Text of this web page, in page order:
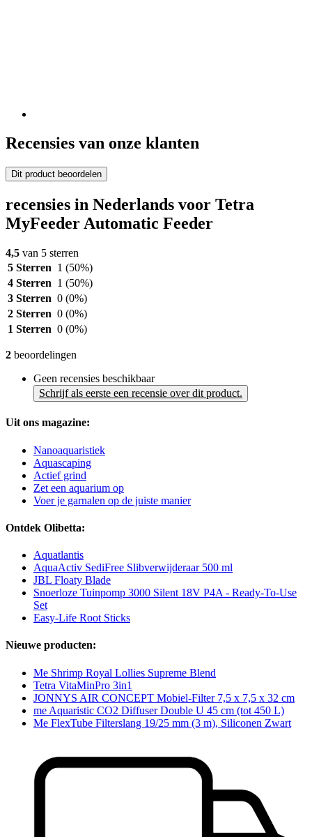
Recensies van onze klanten
Dit product beoordelen
recensies in Nederlands voor Tetra
MyFeeder Automatic Feeder
4,5 van 5 sterren
5 Sterren 1 (50%)
4 Sterren 1 (50%)
3 Sterren 0 (0%)
2 Sterren 0 (0%)
1 Sterren 0 (0%)
2 beoordelingen
Geen recensies beschikbaar
Schrijf als eerste een recensie over dit product.
Uit ons magazine:
Nanoaquaristiek
Aquascaping
Actief grind
Zet een aquarium op
Voer je garnalen op de juiste manier
Ontdek Olibetta:
Aquatlantis
AquaActiv SediFree Slibverwijderaar 500 ml
JBL Floaty Blade
Snoerloze Tuinpomp 3000 Silent 18V P4A - Ready-To-Use
Set
Easy-Life Root Sticks
Nieuwe producten:
Me Shrimp Royal Lollies Supreme Blend
Tetra VitaMinPro 3in1
JONNYS AIR CONCEPT Mobiel-Filter 7,5 x 7,5 x 32 cm
me Aquaristic CO2 Diffuser Double U 45 cm (tot 450 L)
Me FlexTube Filterslang 19/25 mm (3 m), Siliconen Zwart